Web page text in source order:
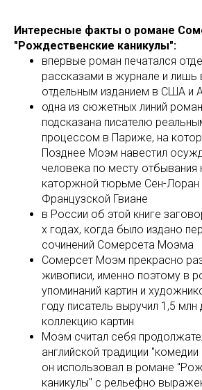
Интересные факты о романе
"Рождественские каникулы":
впервые роман печатался
рассказами в журнале и лишь
отдельным изданием в США и
одна из сюжетных линий
подсказана писателю
процессом в Париже, на
Позднее Моэм навестил
человека по месту отбывания
каторжной тюрьме Сен-
Французской Гвиане
в России об этой книге
х годах, когда было издано
сочинений Сомерсета Моэма
Сомерсет Моэм прекрасно
живописи, именно поэтому в
упоминаний картин и
году писатель выручил 1,5
коллекцию картин
Моэм считал себя
английской традиции
он использовал в романе
каникулы" с рельефно